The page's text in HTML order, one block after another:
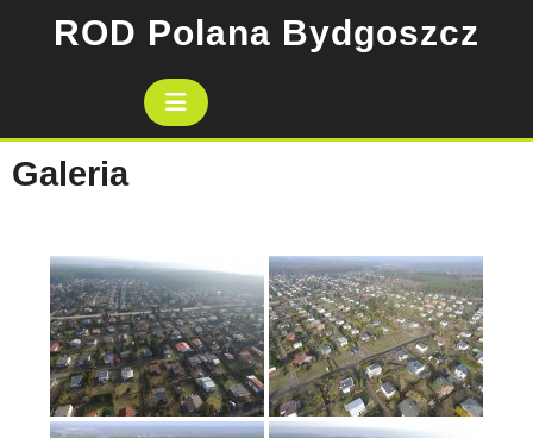
ROD Polana Bydgoszcz
Open
Galeria